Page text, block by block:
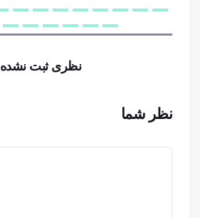
نظری ثبت نشده
نظر شما